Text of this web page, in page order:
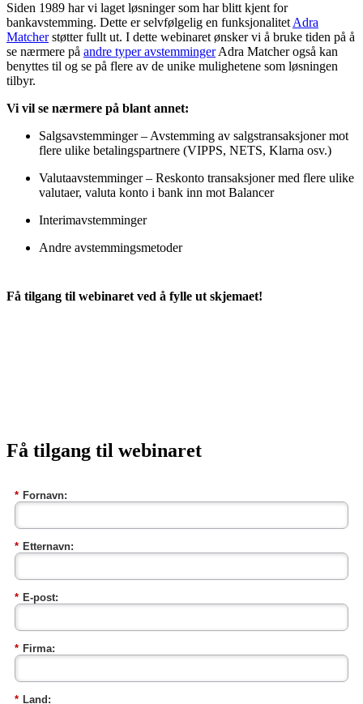
Siden 1989 har vi laget løsninger som har blitt kjent for
bankavstemming. Dette er selvfølgelig en funksjonalitet Adra
Matcherstøtter fullt ut. I dette webinaret ønsker vi å bruke tiden på å
se nærmere på andre typer avstemmingerAdra Matcher også kan
benyttes til og se på flere av de unike mulighetene som løsningen
tilbyr.
Vi vil se nærmere på blant annet:
Salgsavstemminger – Avstemming av salgstransaksjoner mot
flere ulike betalingspartnere (VIPPS, NETS, Klarna osv.)
Valutaavstemminger – Reskonto transaksjoner med flere ulike
valutaer, valuta konto i bank inn mot Balancer
Interimavstemminger
Andre avstemmingsmetoder
Få tilgang til webinaret ved å fylle ut skjemaet!
Få tilgang til webinaret
* Fornavn:
* Etternavn:
* E-post:
* Firma:
* Land: